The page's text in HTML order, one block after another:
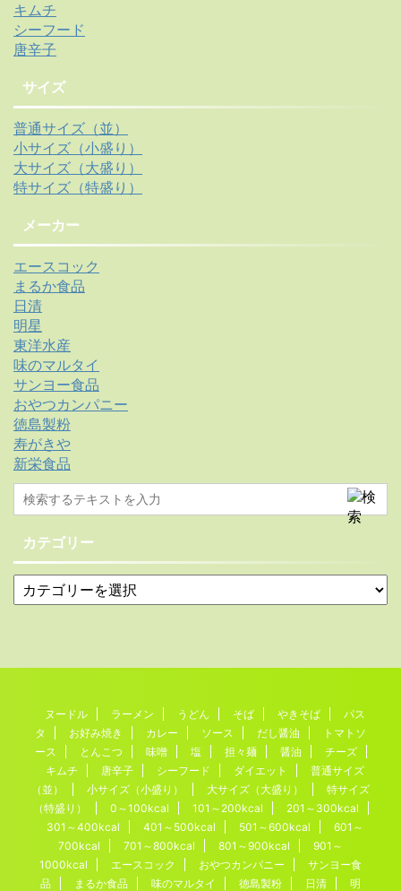
キムチ
シーフード
唐辛子
サイズ
普通サイズ（並）
小サイズ（小盛り）
大サイズ（大盛り）
特サイズ（特盛り）
メーカー
エースコック
まるか食品
日清
明星
東洋水産
味のマルタイ
サンヨー食品
おやつカンパニー
徳島製粉
寿がきや
新栄食品
カテゴリー
ヌードル ラーメン うどん そば やきそば
パス
タ
お好み焼き カレー ソース だし醤油
トマトソ
ース
とんこつ 味噌 塩 担々麺 醤油
チーズ
キムチ
唐辛子 シーフード ダイエット
普通サイズ
（並）
小サイズ（小盛り） 大サイズ（大盛り）
特サイズ
（特盛り）
0～100kcal 101～200kcal
201～300kcal
301～400kcal
401～500kcal 501～600kcal
601～
700kcal
701～800kcal 801～900kcal
901～
1000kcal
エースコック おやつカンパニー
サンヨー食
品
まるか食品 味のマルタイ 徳島製粉 日清 明